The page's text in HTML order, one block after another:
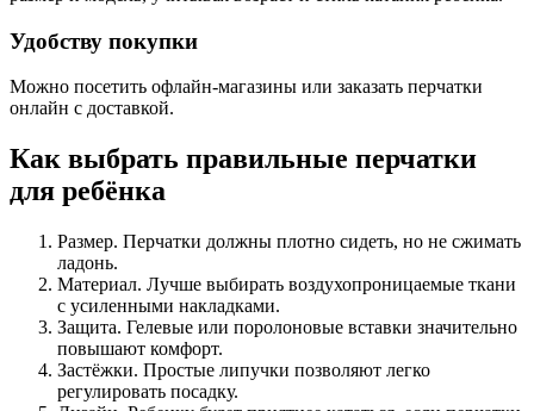
Удобству покупки
Можно посетить офлайн-магазины или заказать перчатки
онлайн с доставкой.
Как выбрать правильные перчатки
для ребёнка
Размер. Перчатки должны плотно сидеть, но не сжимать
ладонь.
Материал. Лучше выбирать воздухопроницаемые ткани
с усиленными накладками.
Защита. Гелевые или поролоновые вставки значительно
повышают комфорт.
Застёжки. Простые липучки позволяют легко
регулировать посадку.